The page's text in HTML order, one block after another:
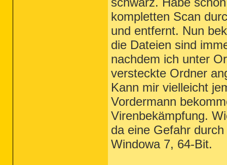
kompletten Scan
und entfernt. Nun
die Dateien sind
nachdem ich unter
versteckte Ordner
Kann mir vielleicht
Vordermann
Virenbekämpfung.
da eine Gefahr
Windowa 7, 64-Bit.